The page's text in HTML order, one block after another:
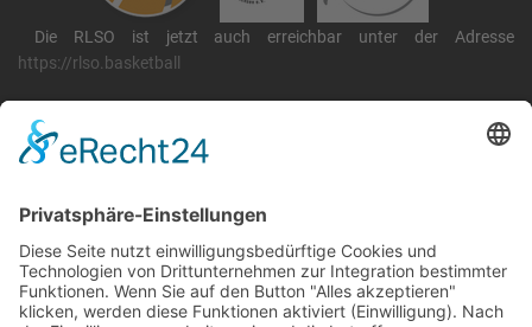
Die RLSO ist jetzt auch erreichbar unter der Adresse
https://rlso.basketball
RLSO Minikalender